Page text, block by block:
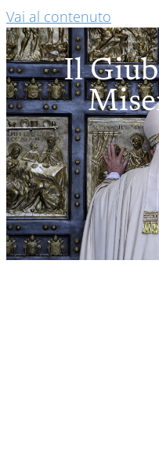
Vai al contenuto
Il